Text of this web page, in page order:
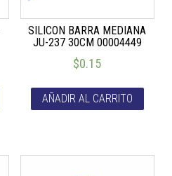
SILICON BARRA MEDIANA
JU-237 30CM 00004449
$0.15
AÑADIR AL CARRITO